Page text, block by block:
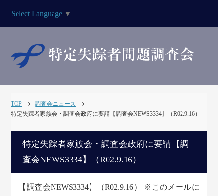
Select Language ▼
TOP
調査会ニュース
特定失踪者家族会・調査会政府に要請【調査会NEWS3334】（R02.9.16）
特定失踪者家族会・調査会政府に要請【調
査会NEWS3334】（R02.9.16）
【調査会NEWS3334】（R02.9.16） ※このメールに